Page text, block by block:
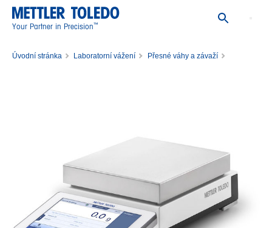
Your Partner in Precision™
Úvodní stránka Laboratorní vážení
Přesné váhy a závaží